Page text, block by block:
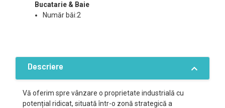
Bucatarie & Baie
Număr băi:2
Descriere
Vă oferim spre vânzare o proprietate industrială cu
potențial ridicat, situată într-o zonă strategică a